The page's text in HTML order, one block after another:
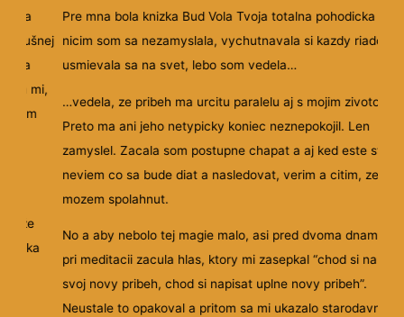
na
sa mi,
že
Pre mna bola knizka Bud Vola Tvoja totalna pohodicka a
nicim som sa nezamyslala, vychutnavala si kazdy riadok a
usmievala sa na svet, lebo som vedela…
…vedela, ze pribeh ma urcitu paralelu aj s mojim zivotom.
Preto ma ani jeho netypicky koniec neznepokojil. Len
zamyslel. Zacala som postupne chapat a aj ked este stale
neviem co sa bude diat a nasledovat, verim a citim, ze sa
mozem spolahnut.
No a aby nebolo tej magie malo, asi pred dvoma dnami
pri meditacii zacula hlas, ktory mi zasepkal “chod si
svoj novy pribeh, chod si napisat uplne novy pribeh”.
Neustale to opakoval a pritom sa mi ukazalo starodavne